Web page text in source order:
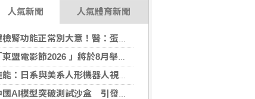
人氣新聞 人氣體育新聞
腎功能正常別大意！醫：蛋白尿異常恐是洗腎警訊
東盟電影節2026 」將於8月舉行 歷來最大規模 以電影連繫文化交流
：日系與美系人形機器人視覺模組 下半年出貨
AI模型突破測試沙盒 引發資安風險疑慮